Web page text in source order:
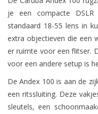
je een compacte
standaard 18-55 lens in
extra objectieven die een
er ruimte voor een flitser.
voor een andere setup is
De Andex 100 is aan de
een ritssluiting. Deze
sleutels, een